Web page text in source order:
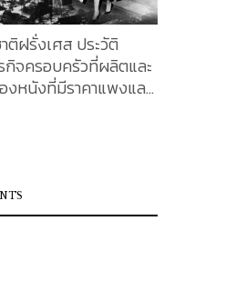
ฝรั่งเศส ประวัติ
จครอบครัวที่ผลิตและ
งหนังที่มีราคาแพงและ
โก้รูปม้าและถุง
ค้นหาคำตอบบนเส้น
สนสง่างามนี้...